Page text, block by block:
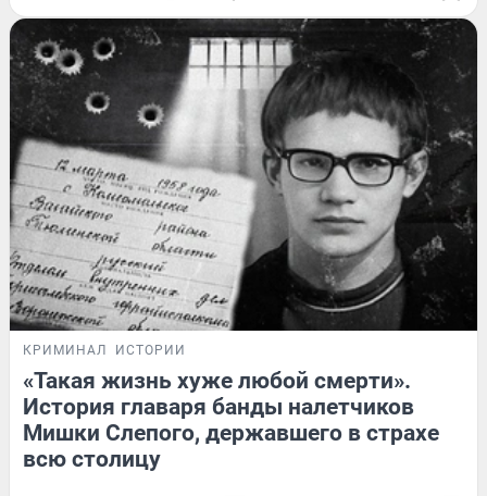
КРИМИНАЛ ИСТОРИИ
«Такая жизнь хуже любой смерти».
История главаря банды налетчиков
Мишки Слепого, державшего в страхе
всю столицу